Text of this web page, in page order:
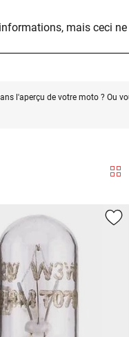
mais ceci
l'aperçu de votre moto ? Ou